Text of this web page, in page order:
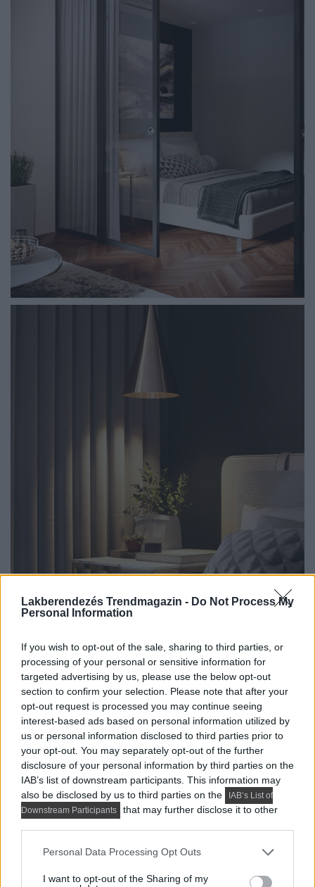
Lakberendezés Trendmagazin - Do Not Process My
Personal Information
If you wish to opt-out of the sale, sharing to third parties, or
processing of your personal or sensitive information for
targeted advertising by us, please use the below opt-out
section to confirm your selection. Please note that after your
opt-out request is processed you may continue seeing
interest-based ads based on personal information utilized by
us or personal information disclosed to third parties prior to
your opt-out. You may separately opt-out of the further
disclosure of your personal information by third parties on the
IAB’s list of downstream participants. This information may
also be disclosed by us to third parties on the
IAB’s List of
Downstream Participants
that may further disclose it to other
Please note that this website/app uses one or more Google
not limited to your visit or usage behaviour. You may click to
Personal Data Processing Opt Outs
I want to opt-out of the Sharing of my